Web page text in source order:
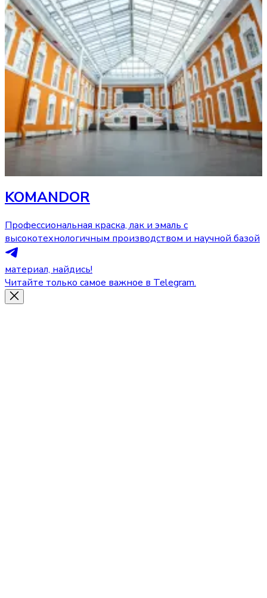
KOMANDOR
Профессиональная краска, лак и эмаль с
высокотехнологичным производством и научной базой
материал, найдись!
Читайте только самое важное в Telegram.